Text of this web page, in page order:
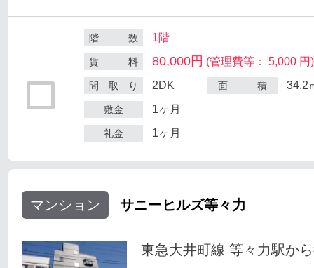
階 数 1階
賃 料 80,000円 (管理費等： 5,000 円)
間 取 り 2DK 面 積 34.2
敷金 1ヶ月
礼金 1ヶ月
マンション サニーヒルズ等々力
東急大井町線 等々力駅か